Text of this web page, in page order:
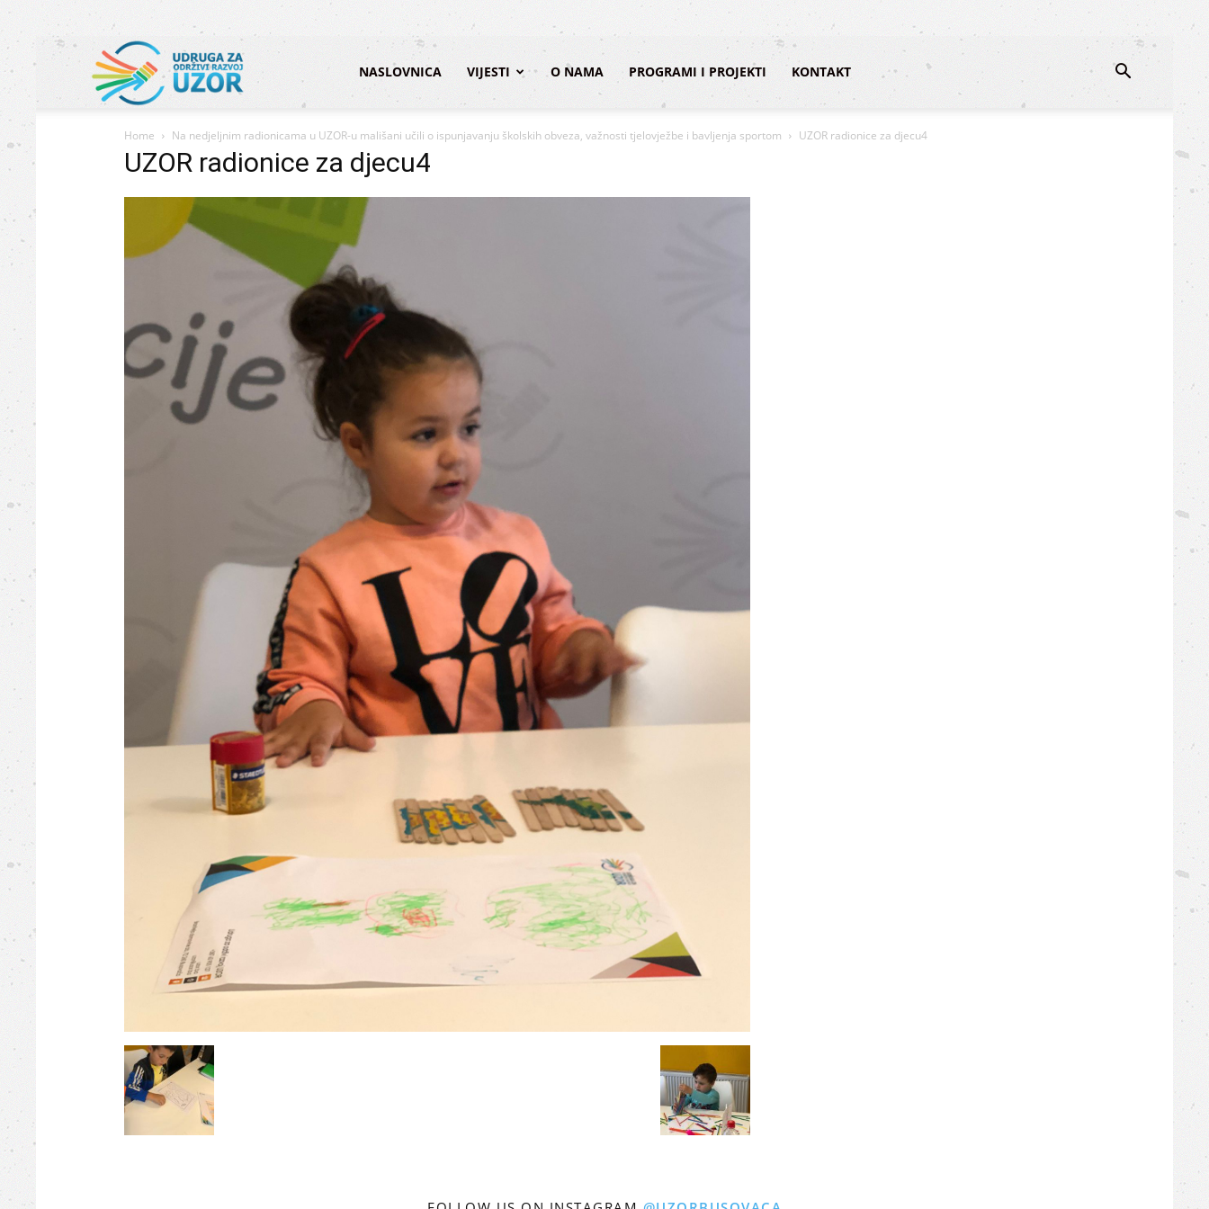
za
razvoj
UZOR
Busovača
NASLOVNICA VIJESTI O NAMA PROGRAMI I PROJEKTI KONTAKT
Home Na nedjeljnim radionicama u UZOR-u mališani učili o ispunjavanju školskih obveza, važnosti tjelovježbe i bavljenja sportom UZOR radionice za djecu4
UZOR radionice za djecu4